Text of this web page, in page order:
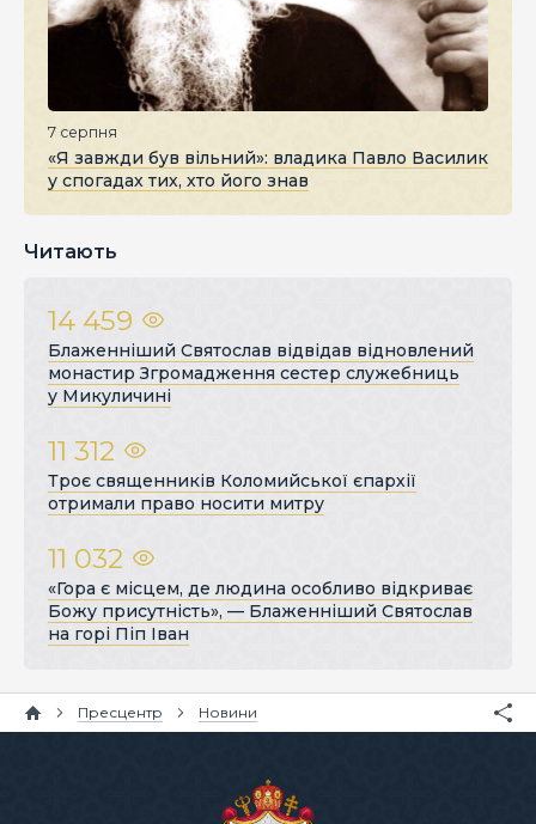
7 серпня
«Я завжди був вільний»: владика Павло Василик
у спогадах тих, хто його знав
Читають
14 459
Блаженніший Святослав відвідав відновлений
монастир Згромадження сестер служебниць
у Микуличині
11 312
Троє священників Коломийської єпархії
отримали право носити митру
11 032
«Гора є місцем, де людина особливо відкриває
Божу присутність», — Блаженніший Святослав
на горі Піп Іван
Пресцентр Новини